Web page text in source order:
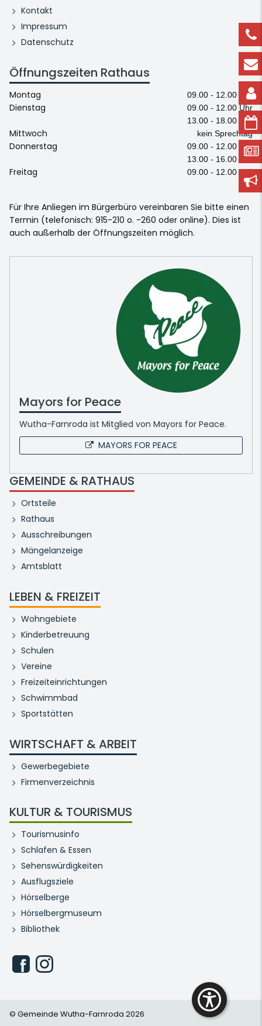
Kontakt
Impressum
Datenschutz
Öffnungszeiten Rathaus
Montag 09.00 - 12.00 Uhr
Dienstag
09.00 - 12.00 Uhr
13.00 - 18.00 Uhr
Mittwoch kein Sprechtag
Donnerstag
09.00 - 12.00 Uhr
13.00 - 16.00 Uhr
Freitag 09.00 - 12.00 Uhr
Für Ihre Anliegen im Bürgerbüro vereinbaren Sie bitte einen
Termin (telefonisch: 915-210 o. -260 oder online). Dies ist
auch außerhalb der Öffnungszeiten möglich.
Mayors for Peace
Wutha-Farnroda ist Mitglied von Mayors for Peace.
MAYORS FOR PEACE
GEMEINDE & RATHAUS
Ortsteile
Rathaus
Ausschreibungen
Mängelanzeige
Amtsblatt
LEBEN & FREIZEIT
Wohngebiete
Kinderbetreuung
Schulen
Vereine
Freizeiteinrichtungen
Schwimmbad
Sportstätten
WIRTSCHAFT & ARBEIT
Gewerbegebiete
Firmenverzeichnis
KULTUR & TOURISMUS
Tourismusinfo
Schlafen & Essen
Sehenswürdigkeiten
Ausflugsziele
Hörselberge
Hörselbergmuseum
Bibliothek
© Gemeinde Wutha-Farnroda 2026